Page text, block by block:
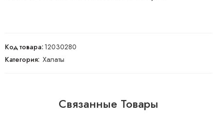
Код товара:12030280
Категория: Халаты
Связанные Товары